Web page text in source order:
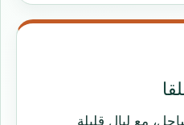
مع ليالٍ قليلة